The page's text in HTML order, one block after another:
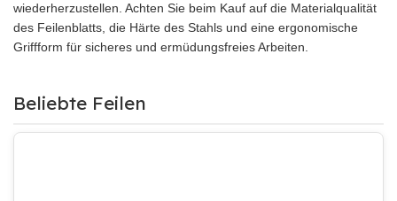
wiederherzustellen. Achten Sie beim Kauf auf die Materialqualität
des Feilenblatts, die Härte des Stahls und eine ergonomische
Griffform für sicheres und ermüdungsfreies Arbeiten.
Beliebte Feilen